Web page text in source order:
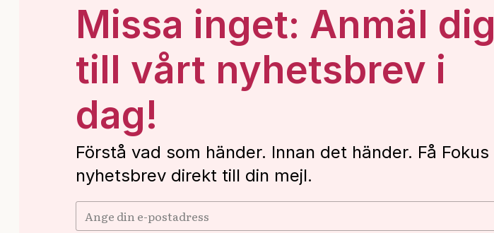
Missa inget: Anmäl dig
till vårt nyhetsbrev i
dag!
Förstå vad som händer. Innan det händer. Få Fokus
nyhetsbrev direkt till din mejl.